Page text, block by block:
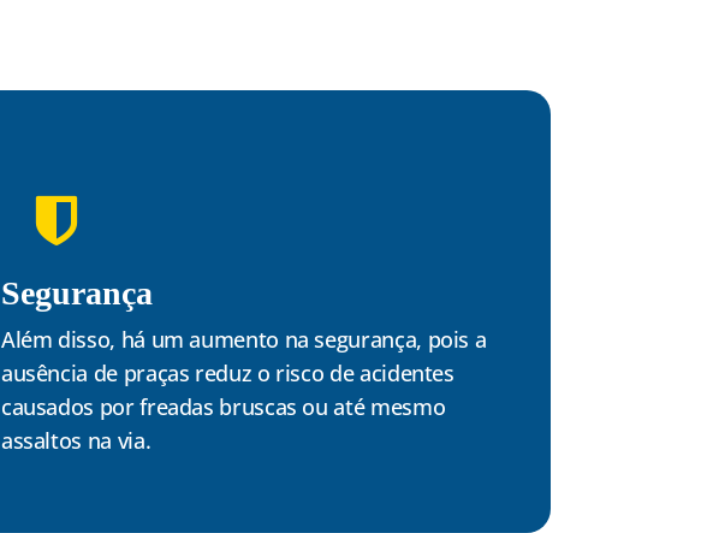
Segurança
Além disso, há um aumento na segurança, pois a
ausência de praças reduz o risco de acidentes
causados por freadas bruscas ou até mesmo
assaltos na via.